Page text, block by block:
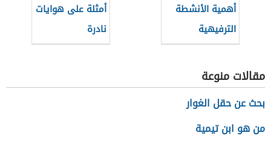
أهمية الأنشطة
الترفيهية
للأطفال
أمثلة على هوايات
نادرة
مقالات منوعة
بحث عن حقل الغوار
من هو ابن تيمية